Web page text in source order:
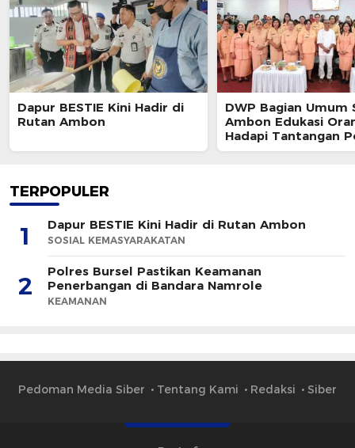
Dapur BESTIE Kini Hadir di
Rutan Ambon
DWP Bagian
Ambon Edukasi
Hadapi Tantangan
Modern
TERPOPULER
1 Dapur BESTIE Kini Hadir di Rutan Ambon
SOSIAL KEMASYARAKATAN
2
Polres Bursel Pastikan Keamanan
Penerbangan di Bandara Namrole
KEAMANAN
Pedoman Media Siber Tentang Kami Redaksi Siber